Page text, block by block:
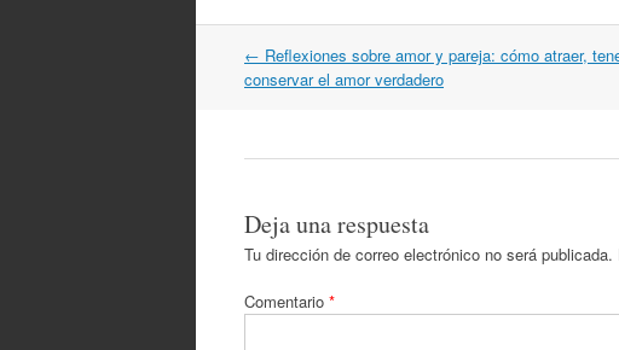
Navegación
por
← Reflexiones sobre amor y pareja: cómo atraer,
conservar el amor verdadero
Deja una respuesta
Tu dirección de correo electrónico no será publicada.
Comentario *